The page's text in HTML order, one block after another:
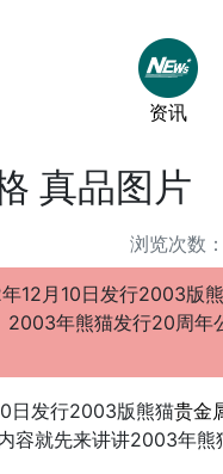
资讯
真品图片
浏览次数
12月10日发行2003版
年熊猫发行20周年
日发行2003版熊猫贵金
容就先来讲讲2003年熊